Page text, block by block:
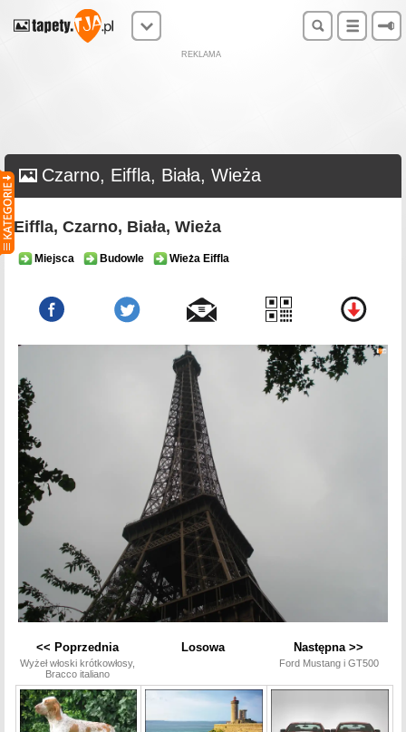
REKLAMA
Czarno, Eiffla, Biała, Wieża
Eiffla, Czarno, Biała, Wieża
Miejsca Budowle Wieża Eiffla
<< Poprzednia
Wyżeł włoski krótkowłosy,
Bracco italiano
Losowa Następna >>
Ford Mustang i GT500